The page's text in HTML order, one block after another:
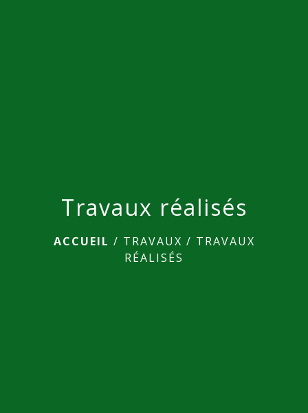
Travaux réalisés
ACCUEIL / TRAVAUX / TRAVAUX
RÉALISÉS